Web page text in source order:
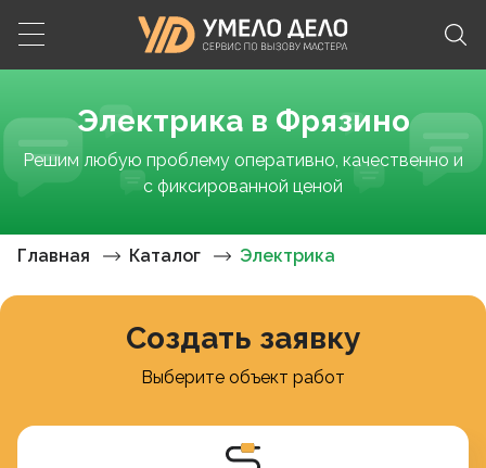
Электрика в Фрязино
Решим любую проблему оперативно, качественно и
с фиксированной ценой
Главная Каталог Электрика
Создать заявку
Выберите объект работ